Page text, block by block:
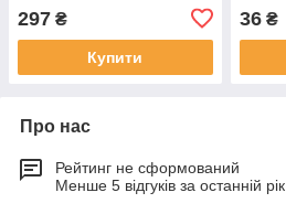
297 ₴
Купити
36₴
Про нас
Рейтинг не сформований
Менше 5 відгуків за останній рік